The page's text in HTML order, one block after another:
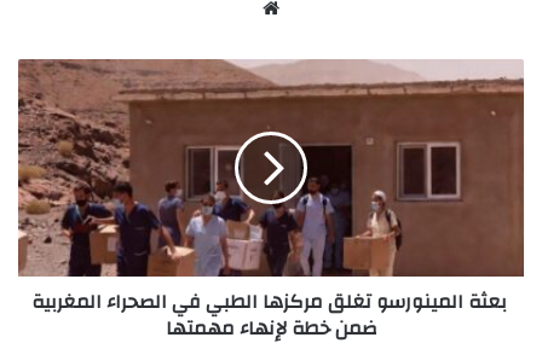
المينورسو
ضمن
خطةبعثة المينورسو تغلق مركزها الطبي في الصحراء المغربية
ضمن خطة لإنهاء مهمتها